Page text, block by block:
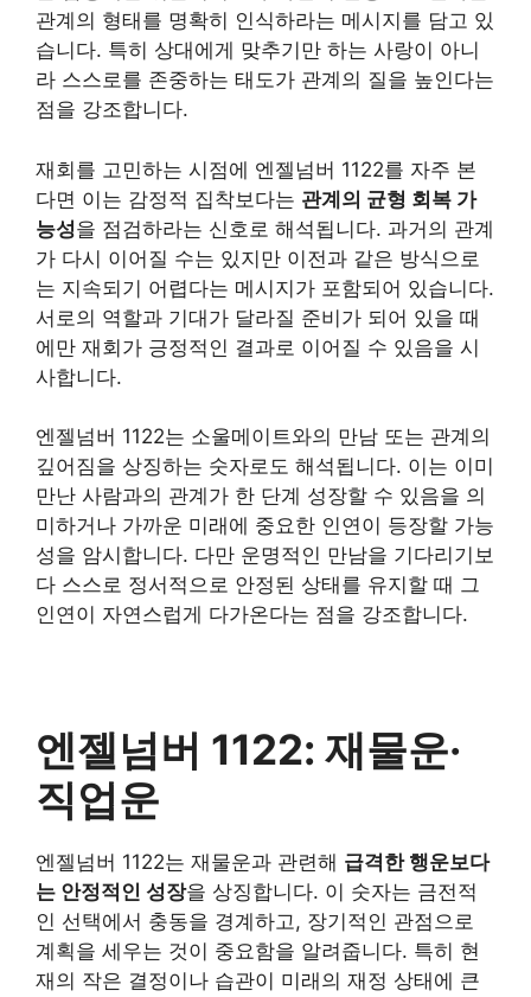
관계의 형태를 명확히 인식하라는 메시지를 담고 있
습니다. 특히 상대에게 맞추기만 하는 사랑이 아니
라 스스로를 존중하는 태도가 관계의 질을 높인다는
점을 강조합니다.
재회를 고민하는 시점에 엔젤넘버 1122를 자주 본
다면 이는 감정적 집착보다는 관계의 균형 회복 가
능성을 점검하라는 신호로 해석됩니다. 과거의 관계
가 다시 이어질 수는 있지만 이전과 같은 방식으로
는 지속되기 어렵다는 메시지가 포함되어 있습니다.
서로의 역할과 기대가 달라질 준비가 되어 있을 때
에만 재회가 긍정적인 결과로 이어질 수 있음을 시
사합니다.
엔젤넘버 1122는 소울메이트와의 만남 또는 관계의
깊어짐을 상징하는 숫자로도 해석됩니다. 이는 이미
만난 사람과의 관계가 한 단계 성장할 수 있음을 의
미하거나 가까운 미래에 중요한 인연이 등장할 가능
성을 암시합니다. 다만 운명적인 만남을 기다리기보
다 스스로 정서적으로 안정된 상태를 유지할 때 그
인연이 자연스럽게 다가온다는 점을 강조합니다.
엔젤넘버 1122: 재물운·
직업운
엔젤넘버 1122는 재물운과 관련해 급격한 행운보다
는 안정적인 성장을 상징합니다. 이 숫자는 금전적
인 선택에서 충동을 경계하고, 장기적인 관점으로
계획을 세우는 것이 중요함을 알려줍니다. 특히 현
재의 작은 결정이나 습관이 미래의 재정 상태에 큰